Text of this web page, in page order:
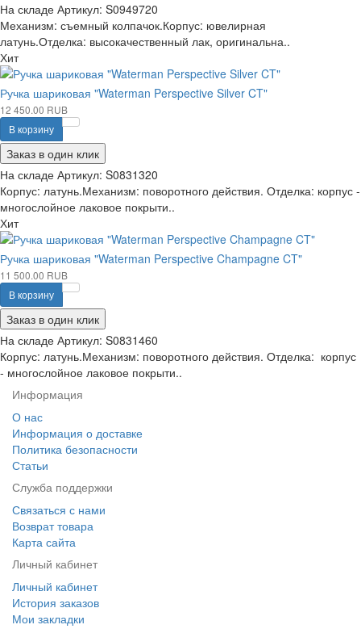
На складе Артикул: S0949720
Механизм: съемный колпачок.Корпус: ювелирная
латунь.Отделка: высокачественный лак, оригинальна..
Хит
Ручка шариковая "Waterman Perspective Silver CT"
12 450.00 RUB
В корзину
Заказ в один клик
На складе Артикул: S0831320
Корпус: латунь.Механизм: поворотного действия. Отделка: корпус -
многослойное лаковое покрыти..
Хит
Ручка шариковая "Waterman Perspective Champagne CT"
11 500.00 RUB
В корзину
Заказ в один клик
На складе Артикул: S0831460
Корпус: латунь.Механизм: поворотного действия. Отделка: корпус
- многослойное лаковое покрыти..
Информация
О нас
Информация о доставке
Политика безопасности
Статьи
Служба поддержки
Связаться с нами
Возврат товара
Карта сайта
Личный кабинет
Личный кабинет
История заказов
Мои закладки